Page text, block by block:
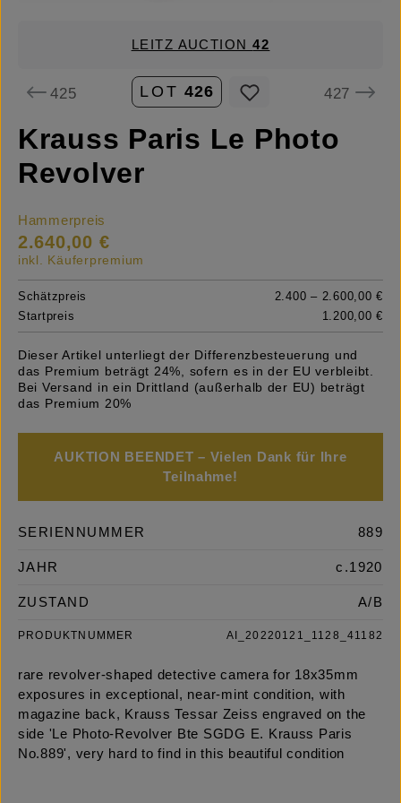
LEITZ AUCTION42
425 LOT 426 427
Krauss Paris Le Photo
Revolver
Hammerpreis
2.640,00 €
inkl. Käuferpremium
Schätzpreis
2.400 – 2.600,00 €
Startpreis
1.200,00 €
Dieser Artikel unterliegt der Differenzbesteuerung und
das Premium beträgt 24%, sofern es in der EU verbleibt.
Bei Versand in ein Drittland (außerhalb der EU) beträgt
das Premium 20%
AUKTION BEENDET – Vielen Dank für Ihre
Teilnahme!
SERIENNUMMER 889
JAHR c.1920
ZUSTAND A/B
PRODUKTNUMMER AI_20220121_1128_41182
rare revolver-shaped detective camera for 18x35mm
exposures in exceptional, near-mint condition, with
magazine back, Krauss Tessar Zeiss engraved on the
side 'Le Photo-Revolver Bte SGDG E. Krauss Paris
No.889', very hard to find in this beautiful condition